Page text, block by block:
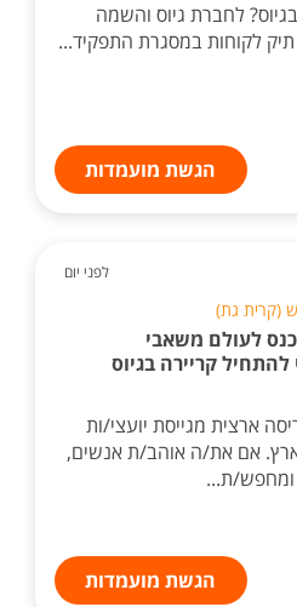
לחברת גיוס והשמה
לקוחות במסגרת התפקיד...
הגשת מועמדות
לפני יום
(קרית גת)
לעולם משאבי
קריירה בגיוס
ארצית מגייסת יועצי/ות
אם את/ה אוהב/ת אנשים,
ומחפש/ת...
הגשת מועמדות